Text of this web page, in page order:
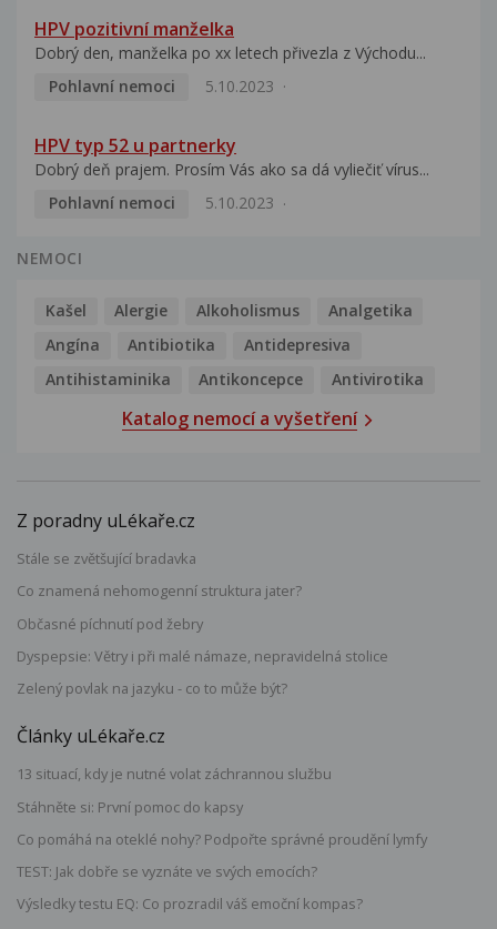
HPV pozitivní manželka
Dobrý den, manželka po xx letech přivezla z Východu...
Pohlavní nemoci
5.10.2023
HPV typ 52 u partnerky
Dobrý deň prajem. Prosím Vás ako sa dá vyliečiť vírus...
Pohlavní nemoci
5.10.2023
NEMOCI
Kašel Alergie Alkoholismus
Analgetika
Angína
Antibiotika
Antidepresiva
Antihistaminika
Antikoncepce Antivirotika
Katalog nemocí a vyšetření
Z poradny uLékaře.cz
Stále se zvětšující bradavka
Co znamená nehomogenní struktura jater?
Občasné píchnutí pod žebry
Dyspepsie: Větry i při malé námaze, nepravidelná stolice
Zelený povlak na jazyku - co to může být?
Články uLékaře.cz
13 situací, kdy je nutné volat záchrannou službu
Stáhněte si: První pomoc do kapsy
Co pomáhá na oteklé nohy? Podpořte správné proudění lymfy
TEST: Jak dobře se vyznáte ve svých emocích?
Výsledky testu EQ: Co prozradil váš emoční kompas?